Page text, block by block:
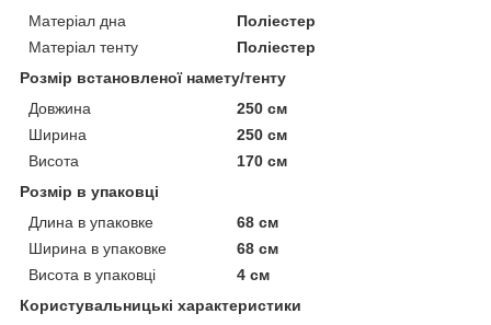
Матеріал дна
Поліестер
Матеріал тенту
Поліестер
Розмір встановленої намету/тенту
Довжина
250 см
Ширина
250 см
Висота
170 см
Розмір в упаковці
Длина в упаковке
68 см
Ширина в упаковке
68 см
Висота в упаковці
4 см
Користувальницькі характеристики